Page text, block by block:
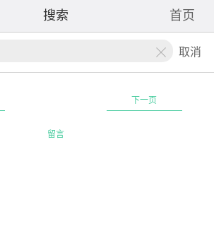
搜索 首页
取消
下一页
留言